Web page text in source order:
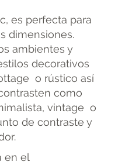
es perfecta para
dimensiones.
ambientes y
decorativos
o rústico así
como
vintage o
de contraste y
en el